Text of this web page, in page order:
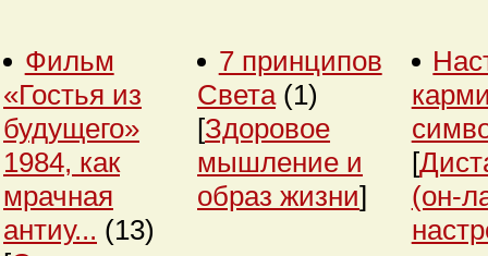
Фильм
«Гостья из
будущего»
1984, как
мрачная
антиу... (13)
7 принципов
Света (1)
[Здоровое
мышление и
образ жизни]
[
(он-